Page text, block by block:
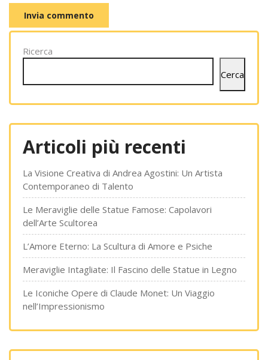
Ricerca
Cerca
Articoli più recenti
La Visione Creativa di Andrea Agostini: Un Artista
Contemporaneo di Talento
Le Meraviglie delle Statue Famose: Capolavori
dell’Arte Scultorea
L’Amore Eterno: La Scultura di Amore e Psiche
Meraviglie Intagliate: Il Fascino delle Statue in Legno
Le Iconiche Opere di Claude Monet: Un Viaggio
nell’Impressionismo